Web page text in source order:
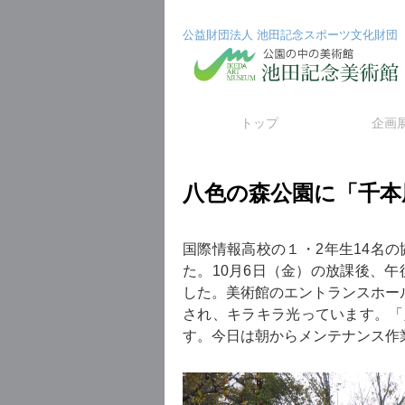
公益財団法人 池田記念スポーツ文化財団
テ
ツ
へ
ッ
トップ 企画
八色の森公園に「千
国際情報高校の１・2年生14名
た。10月6日（金）の放課後、
した。美術館のエントランスホ
され、キラキラ光っています。
す。今日は朝からメンテナンス